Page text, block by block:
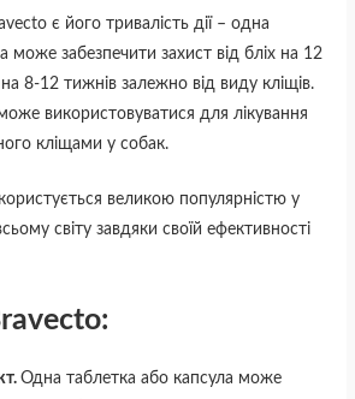
є його тривалість дії – одна
може забезпечити захист від бліх на 12
на 8-12 тижнів залежно від виду кліщів.
використовуватися для лікування
кліщами у собак.
великою популярністю у
світу завдяки своїй ефективності
Одна таблетка або капсула може